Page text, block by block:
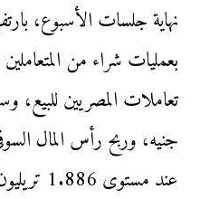
نهاية جلسات الأسبوع،
بعمليات شراء من
عند مستوى 1.886 تريليون جنيه.